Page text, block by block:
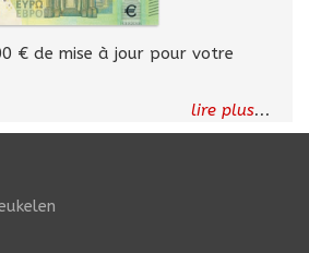
€ de mise à jour pour votre
lire plus...